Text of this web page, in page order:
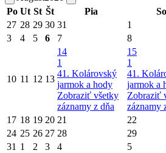
Po Ut St Št Pia So
27 28 29 30 31 1
3
4 5 6 7 8
10 11 12 13
14
1
41. Kolárovský
jarmok a hody
Zobraziť všetky
záznamy z dňa
15
1
41.
jarmok a
Zobraziť
záznamy
17 18 19 20 21 22
24 25 26 27 28 29
31 1 2 3 4 5